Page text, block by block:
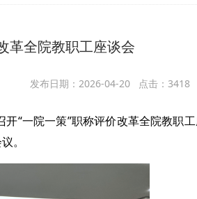
革全院教职工座谈会
发布日期：2026-04-20 点击：